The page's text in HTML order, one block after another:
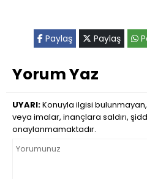
Paylaş Paylaş
Yorum Yaz
UYARI:Konuyla ilgisi
veya imalar, inançlara saldırı,
onaylanmamaktadır.